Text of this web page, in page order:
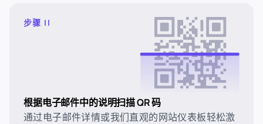
步骤 II
根据电子邮件中的说明扫描 QR 码
通过电子邮件详情或我们直观的网站仪表板轻松激